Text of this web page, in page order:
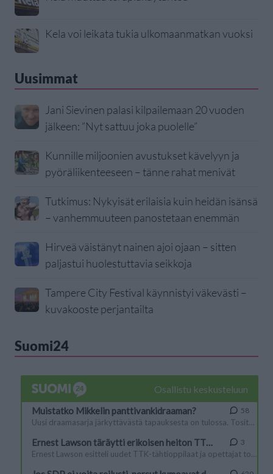
Kela voi leikata tukia ulkomaanmatkan vuoksi
Uusimmat
Jani Sievinen palasi kilpailemaan 20 vuoden
jälkeen: ”Nyt sattuu joka puolelle”
Kunnille miljoonien avustukset kävelyyn ja
pyöräliikenteeseen – tänne rahat menivät
Tutkimus: Nykyisät erilaisia kuin heidän isänsä
– vanhemmuuteen panostetaan enemmän
Hirveä väistänyt nainen ajoi ojaan – sitten
paljastui huolestuttavia seikkoja
Tampere City Festival käynnistyi väkevästi –
kuvakooste perjantailta
Suomi24